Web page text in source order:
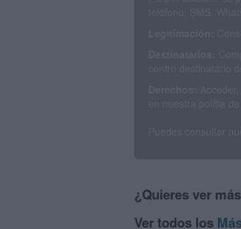
¿Quieres ver
Ver todos los